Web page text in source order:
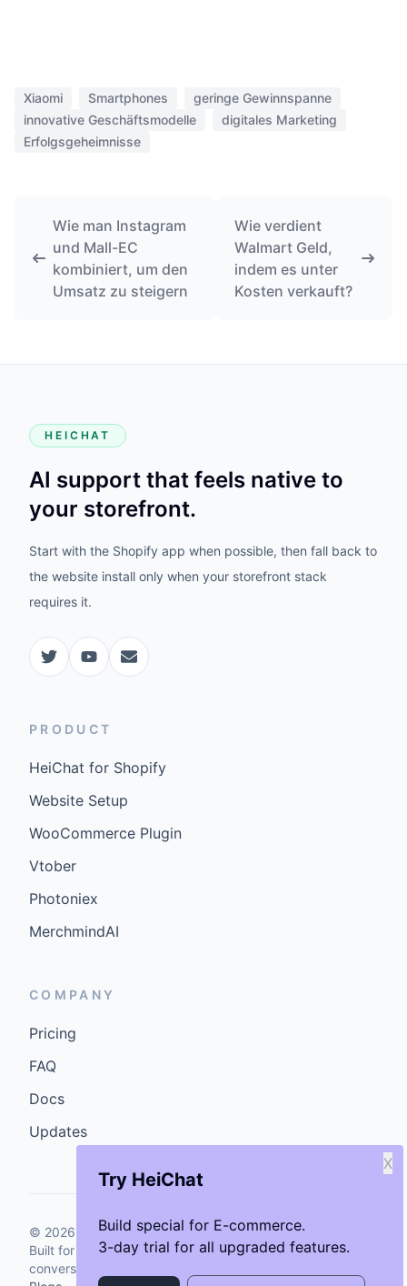
Try HeiChat
Build special for E-commerce.
3-day trial for all upgraded features.
X
Xiaomi Smartphones
geringe Gewinnspanne
innovative Geschäftsmodelle
digitales Marketing
Erfolgsgeheimnisse
Wie man Instagram
und Mall-EC
kombiniert, um den
Umsatz zu steigern
Wie verdient
Walmart Geld,
indem es unter
Kosten verkauft?
HEICHAT
AI support that feels native to
your storefront.
Start with the Shopify app when possible, then fall back to
the website install only when your storefront stack
requires it.
PRODUCT
HeiChat for Shopify
Website Setup
WooCommerce Plugin
Vtober
Photoniex
MerchmindAI
COMPANY
Pricing
FAQ
Docs
Updates
© 2026 GenCybers Inc. All rights reserved.
Built for storefronts that want faster answers and cleaner
conversions.